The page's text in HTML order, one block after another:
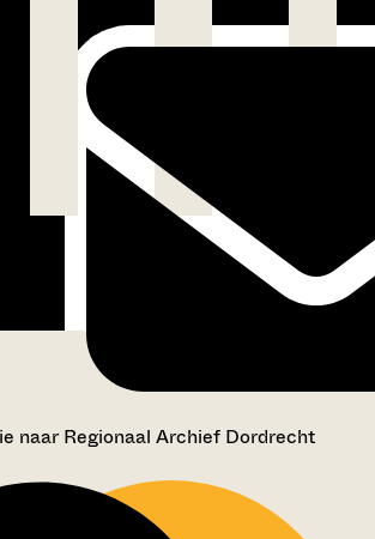
naar Regionaal Archief Dordrecht